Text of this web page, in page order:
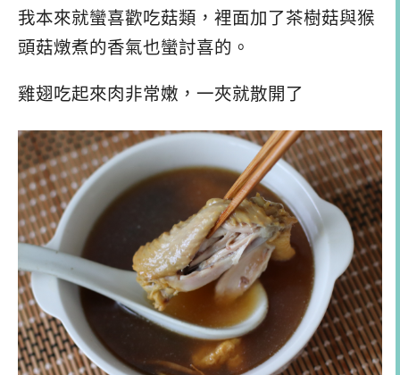
我本來就蠻喜歡吃菇類，裡面加了茶樹菇與猴
頭菇燉煮的香氣也蠻討喜的。
雞翅吃起來肉非常嫩，一夾就散開了